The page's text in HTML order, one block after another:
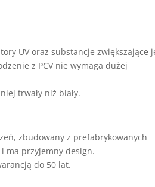
UV oraz substancje zwiększające
z PCV nie wymaga dużej
trwały niż biały.
zbudowany z prefabrykowanych
ma przyjemny design.
do 50 lat.